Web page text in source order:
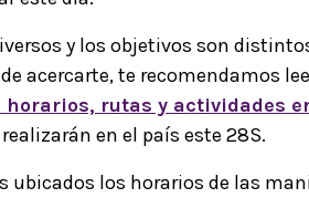
y los objetivos son
acercarte, te recomendamos
horarios, rutas y actividades
en el país este 28S.
ubicados los horarios de las